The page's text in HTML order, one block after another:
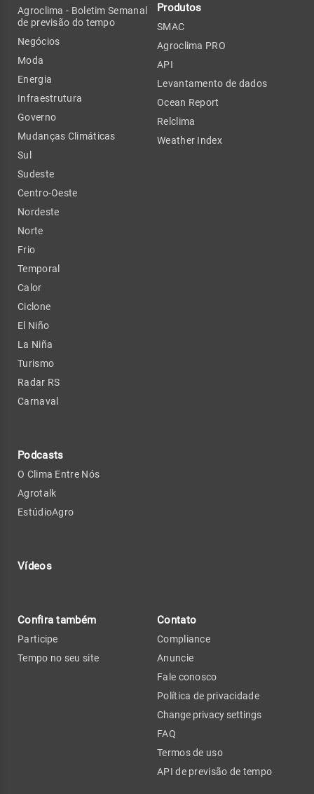
Agroclima - Boletim Semanal
de previsão do tempo
Negócios
Moda
Energia
Infraestrutura
Governo
Mudanças Climáticas
Sul
Sudeste
Centro-Oeste
Nordeste
Norte
Frio
Temporal
Calor
Ciclone
El Niño
La Niña
Turismo
Radar RS
Carnaval
Podcasts
O Clima Entre Nós
Agrotalk
EstúdioAgro
Vídeos
Produtos
SMAC
Agroclima PRO
API
Levantamento de dados
Ocean Report
Relclima
Weather Index
Confira também
Participe
Tempo no seu site
Contato
Compliance
Anuncie
Fale conosco
Política de privacidade
Change privacy settings
FAQ
Termos de uso
API de previsão de tempo